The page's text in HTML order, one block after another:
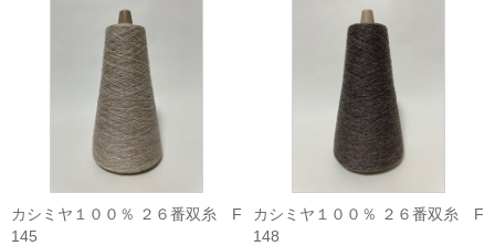
カシミヤ１００％ ２６番双糸 F
145
カシミヤ１００％ ２６番双糸 F
148